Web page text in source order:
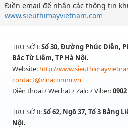
Điền email để nhận các thông tin
www.sieuthimayvietnam.com
TRỤ SỞ I:Số 30, Đường Phúc Diễn,
Bắc Từ Liêm, TP Hà Nội.
Website: http://
contact@vinacomm.vn
Điện thoai / Wechat / Zalo / Viber:
TRỤ SỞ II:Số 62, Ngõ 37, Tổ 3 Bằng
Nội.